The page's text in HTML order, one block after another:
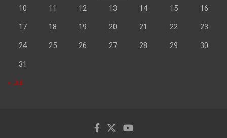
10 11 12 13 14 15 16
17 18 19 20 21 22 23
24 25 26 27 28 29 30
31
« Jul